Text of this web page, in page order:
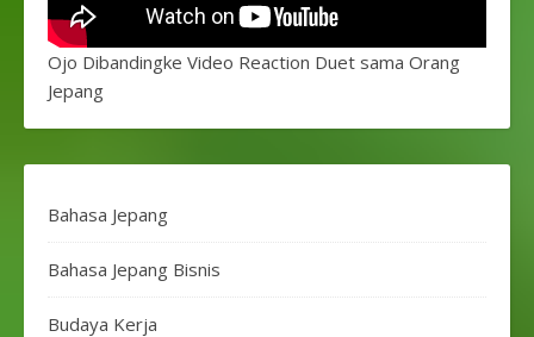
Ojo Dibandingke Video Reaction Duet sama Orang
Jepang
Bahasa Jepang
Bahasa Jepang Bisnis
Budaya Kerja